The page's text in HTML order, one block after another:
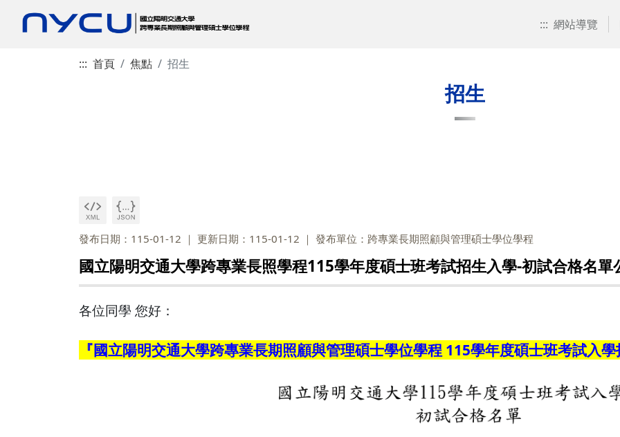
::: 網站導覽
::: 首頁 焦點 招生
招生
發布日期：115-01-12 更新日期：115-01-12 發布單位：跨專業長期照顧與管理碩士學位學程
國立陽明交通大學跨專業長照學程115學年度碩士班考試招生入學-初試合格名單
各位同學 您好：
『國立陽明交通大學跨專業長期照顧與管理碩士學位學程 115學年度碩士班考試入